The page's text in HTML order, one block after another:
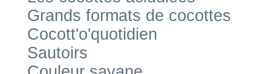
Grands formats de cocottes
Cocott'o'quotidien
Sautoirs